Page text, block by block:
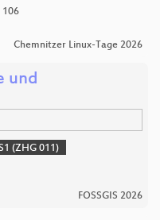
106
Chemnitzer Linux-Tage 2026
und
(ZHG 011)
FOSSGIS 2026